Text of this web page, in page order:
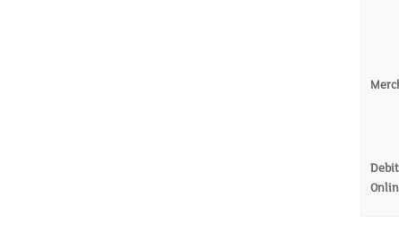
Debit